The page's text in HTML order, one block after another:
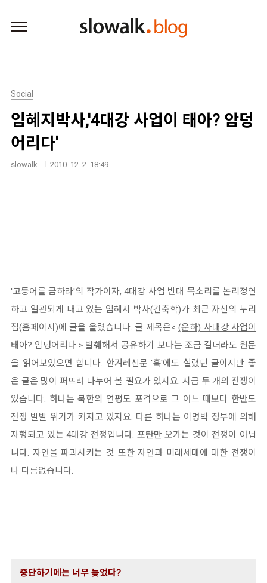
Social
임혜지박사,'4대강 사업이 태아? 암덩
어리다'
slowalk 2010. 12. 2. 18:49
'고등어를 금하라'의 작가이자, 4대강 사업 반대 목소리를 논리정연
하고 일관되게 내고 있는 임혜지 박사(건축학)가 최근 자신의 누리
집(홈페이지)에 글을 올렸습니다. 글 제목은<(운하) 사대강 사업이
태아? 암덩어리다.> 발췌해서 공유하기 보다는 조금 길더라도 원문
을 읽어보았으면 합니다. 한겨레신문 '훅'에도 실렸던 글이지만 좋
은 글은 많이 퍼뜨려 나누어 볼 필요가 있지요. 지금 두 개의 전쟁이
있습니다. 하나는 북한의 연평도 포격으로 그 어느 때보다 한반도
전쟁 발발 위기가 커지고 있지요. 다른 하나는 이명박 정부에 의해
자행되고 있는 4대강 전쟁입니다. 포탄만 오가는 것이 전쟁이 아닙
니다. 자연을 파괴시키는 것 또한 자연과 미래세대에 대한 전쟁이
나 다름없습니다.
중단하기에는 너무 늦었다?